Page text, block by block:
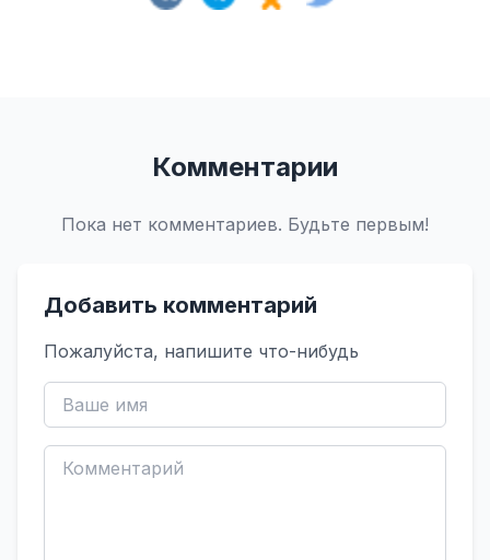
Комментарии
Пока нет комментариев. Будьте первым!
Добавить комментарий
Пожалуйста, напишите что-нибудь